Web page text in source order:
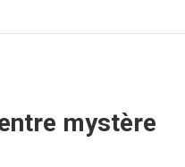
mystère